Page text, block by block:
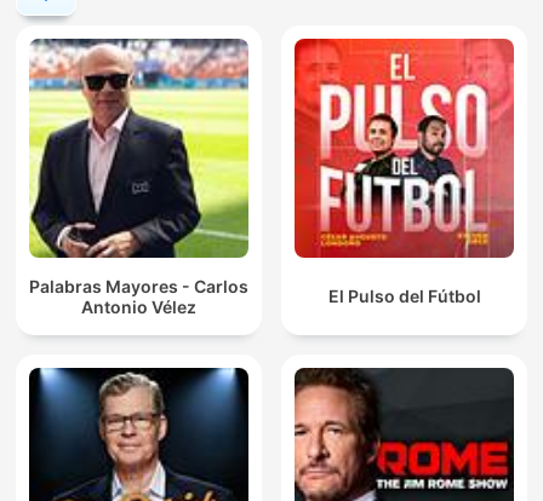
Palabras Mayores - Carlos
Antonio Vélez
El Pulso del Fútbol